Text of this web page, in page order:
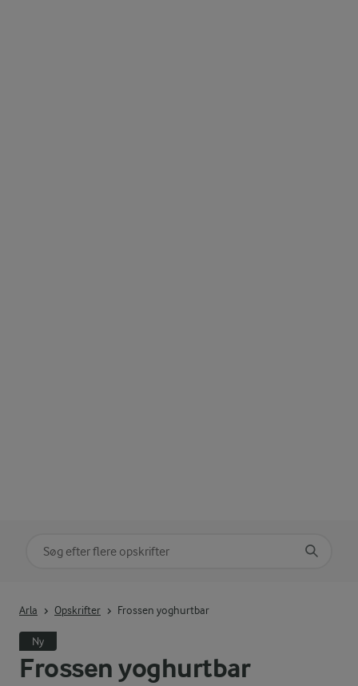
Frossen yoghurtbar
Arla Opskrifter Frossen yoghurtbar
Ny
Søg på kategori